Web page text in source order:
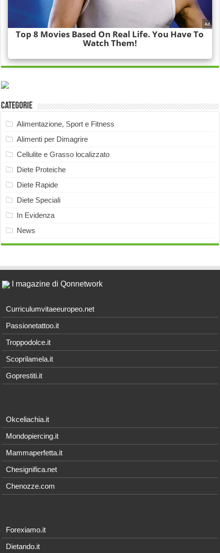
Categorie
Alimentazione, Sport e Fitness
Alimenti per Dimagrire
Cellulite e Grasso localizzato
Diete Proteiche
Diete Rapide
Diete Speciali
In Evidenza
News
I magazine di Qonnetwork
Curriculumvitaeeuropeo.net
Passionetattoo.it
Troppodolce.it
Scoprilamela.it
Goprestiti.it
Okceliachia.it
Mondopiercing.it
Mammaperfetta.it
Chesignifica.net
Chenozze.com
Forexiamo.it
Dietando.it